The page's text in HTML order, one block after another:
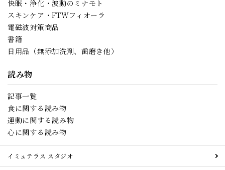
快眠・浄化・波動のミナモト
スキンケア・FTWフィオーラ
電磁波対策商品
書籍
日用品（無添加洗剤、歯磨き他）
読み物
記事一覧
食に関する読み物
運動に関する読み物
心に関する読み物
イミュテラス スタジオ